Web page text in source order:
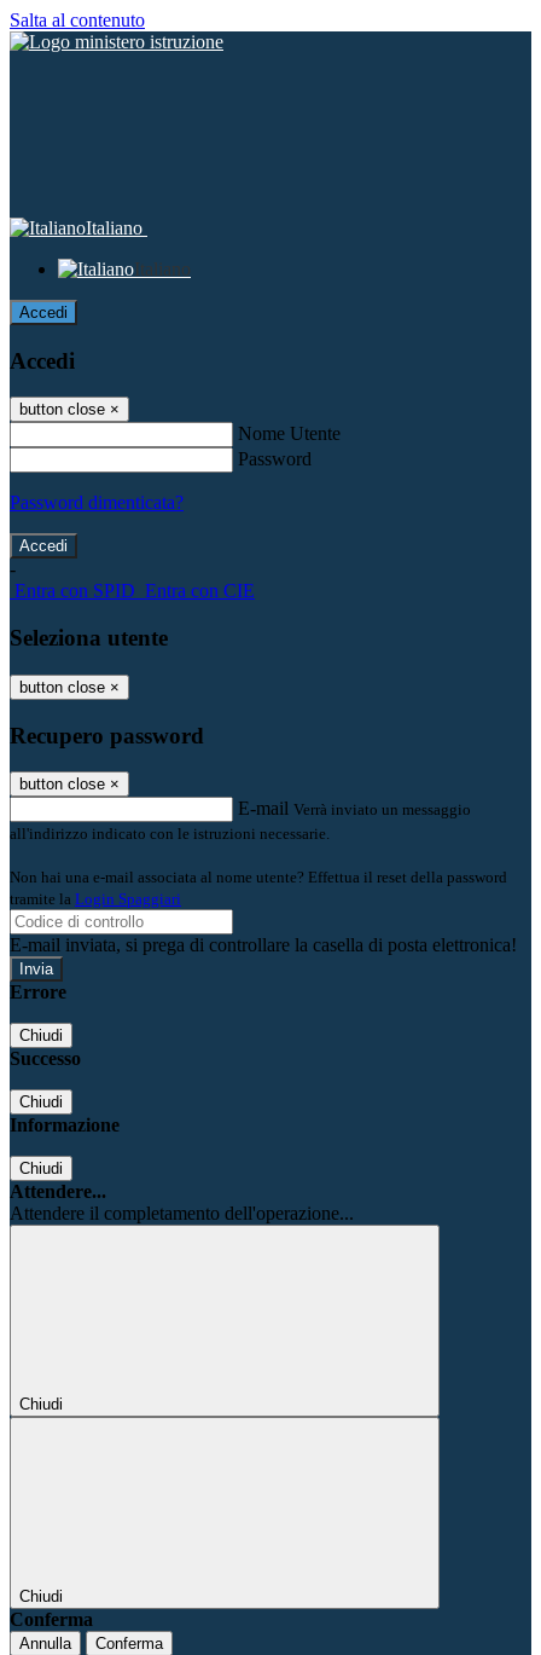
Salta al contenuto
Italiano
Italiano
Accedi
Accedi
button close ×
Nome Utente
Password
Password dimenticata?
-
Entra con SPID Entra con CIE
Seleziona utente
button close ×
Recupero password
button close ×
E-mail Verrà inviato un messaggio
all'indirizzo indicato con le istruzioni necessarie.
Non hai una e-mail associata al nome utente? Effettua il reset della password
tramite la Login Spaggiari
E-mail inviata, si prega di controllare la casella di posta elettronica!
Errore
Chiudi
Successo
Chiudi
Informazione
Chiudi
Attendere...
Attendere il completamento dell'operazione...
Chiudi
Chiudi
Conferma
Annulla Conferma